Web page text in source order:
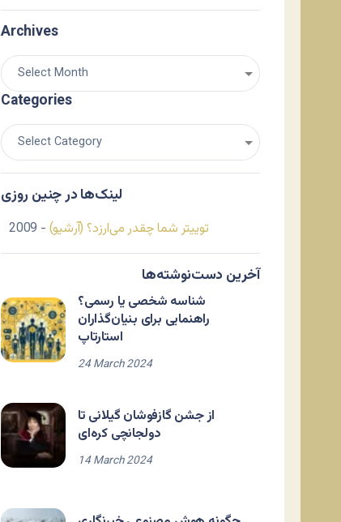
Archives
Categories
لینک‌ها در چنین روزی
توییتر شما چقدر می‌ارزد؟ (آرشیو) - 2009
آخرین دست‌نوشته‌ها
شناسه شخصی یا رسمی؟
راهنمایی برای بنیان‌گذاران
استارتاپ
24 March 2024
از جشن گازفوشان گیلانی تا
دولجانچی کره‌ای
14 March 2024